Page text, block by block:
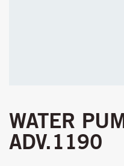
WATER
ADV.1190